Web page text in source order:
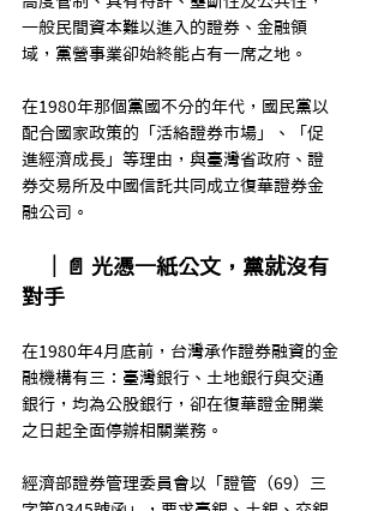
一般民間資本難以進入的證券、金融領
域，黨營事業卻始終能占有一席之地。
在1980年那個黨國不分的年代，國民黨以
配合國家政策的「活絡證券市場」、「促
進經濟成長」等理由，與臺灣省政府、證
券交易所及中國信託共同成立復華證券金
融公司。
｜📄 光憑一紙公文，黨就沒有
對手
在1980年4月底前，台灣承作證券融資的金
融機構有三：臺灣銀行、土地銀行與交通
銀行，均為公股銀行，卻在復華證金開業
之日起全面停辦相關業務。
經濟部證券管理委員會以「證管（69）三